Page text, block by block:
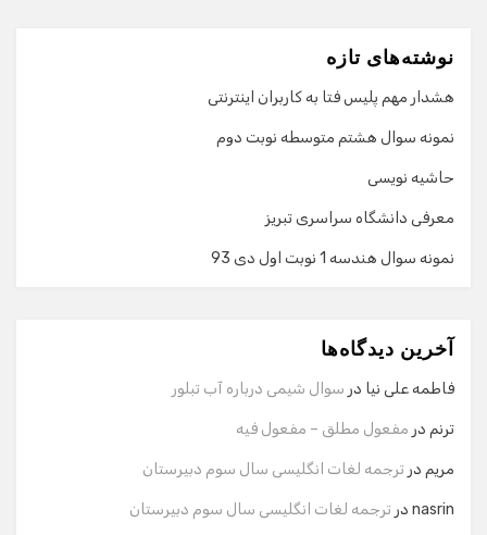
نوشته‌های تازه
هشدار مهم پلیس فتا به کاربران اینترنتی
نمونه سوال هشتم متوسطه نوبت دوم
حاشیه نویسی
معرفی دانشگاه سراسری تبریز
نمونه سوال هندسه 1 نوبت اول دی 93
آخرین دیدگاه‌ها
فاطمه علی نیا در سوال شیمی درباره آب تبلور
ترنم در مفعول مطلق – مفعول فیه
مریم در ترجمه لغات انگلیسی سال سوم دبیرستان
nasrin در ترجمه لغات انگلیسی سال سوم دبیرستان
گفت‌وگو با دستیار هوشمند
سلام! برای شروع گفت‌وگو لطفاً شماره تماس یا ایمیل خود را
وارد کنید.